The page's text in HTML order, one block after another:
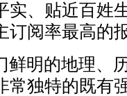
实、贴近百姓
订阅率最高的
明的地理、
常独特的既有